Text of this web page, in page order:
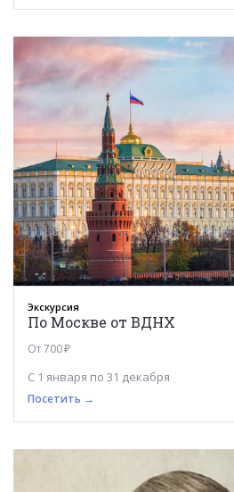
Экскурсия
По Москве от ВДНХ
От 700 ₽
С 1 января по 31 декабря
Посетить →